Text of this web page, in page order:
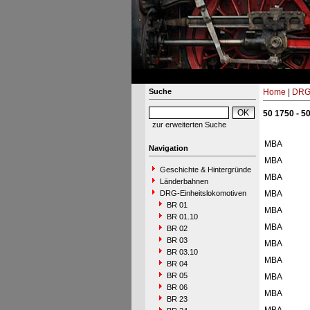
Suche
zur erweiterten Suche
Navigation
Geschichte & Hintergründe
Länderbahnen
DRG-Einheitslokomotiven
BR 01
BR 01.10
BR 02
BR 03
BR 03.10
BR 04
BR 05
BR 06
BR 23
Home
50 1750 -
MBA
MBA
MBA
MBA
MBA
MBA
MBA
MBA
MBA
MBA